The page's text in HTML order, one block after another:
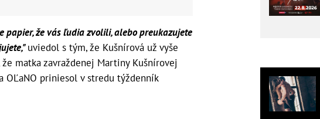
že vás ľudia zvolili, alebo preukazujete
uviedol s tým, že Kušnírová už vyše
matka zavraždenej Martiny Kušnírovej
OĽaNO priniesol v stredu týždenník